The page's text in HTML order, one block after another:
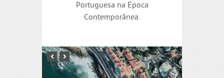
Portuguesa na Época
Contemporânea.